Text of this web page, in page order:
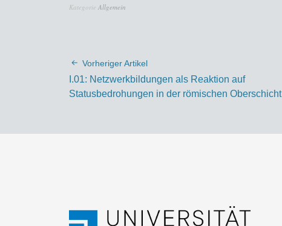
Kategorie Allgemein
Vorheriger Artikel
I.01: Netzwerkbildungen als Reaktion auf
Statusbedrohungen in der römischen Oberschicht